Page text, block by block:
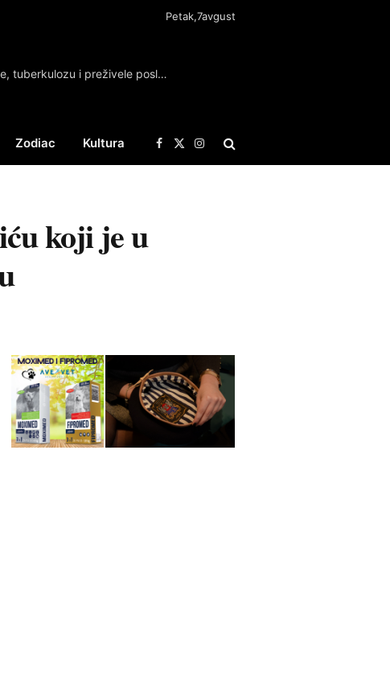
Petak,7avgust
Pacovi heroji iz Belgije otkrivaju mine, tuberkulozu i preživele posle zemljotresa
Zodiac Kultura Facebook
X
(Twitter)
Instagram
koji je u